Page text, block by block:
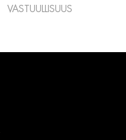
VASTUULLISUUS